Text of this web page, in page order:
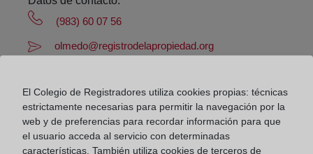
(983) 60 07 56
olmedo@registrodelapropiedad.org
Rafael Palencia Moreno
Delegado de Protección de Datos:
dpo@corpme.es
El Colegio de Registradores utiliza cookies propias: técnicas
estrictamente necesarias para permitir la navegación por la
web y de preferencias para recordar información para que
el usuario acceda al servicio con determinadas
características. También utiliza cookies de terceros de